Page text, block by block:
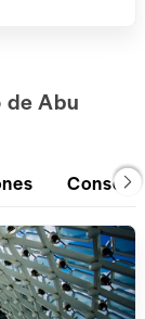
Abu